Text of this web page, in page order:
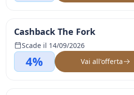
Cashback The Fork
Scade il 14/09/2026
4% Vai all'offerta